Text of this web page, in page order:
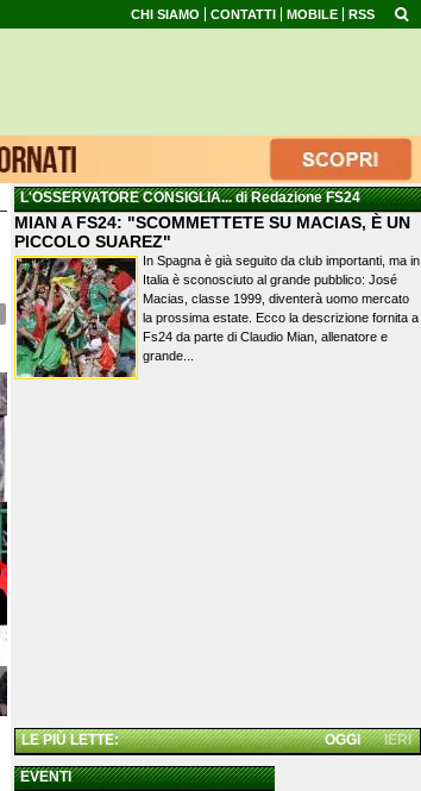
CHI SIAMO CONTATTI MOBILE RSS
L'OSSERVATORE CONSIGLIA...di Redazione FS24
MIAN A FS24: "SCOMMETTETE SU MACIAS, È UN
PICCOLO SUAREZ"
In Spagna è già seguito da club importanti, ma in
Italia è sconosciuto al grande pubblico: José
Macias, classe 1999, diventerà uomo mercato
la prossima estate. Ecco la descrizione fornita a
Fs24 da parte di Claudio Mian, allenatore e
grande...
LE PIÙ LETTE: IERI
OGGI
EVENTI